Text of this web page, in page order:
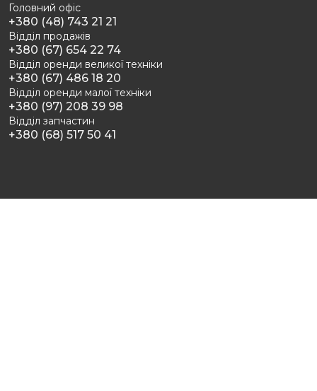
Головний офіс
+380 (48) 743 21 21
Відділ продажів
+380 (67) 654 22 74
Відділ оренди великої техніки
+380 (67) 486 18 20
Відділ оренди малої техніки
+380 (97) 208 39 98
Відділ запчастин
+380 (68) 517 50 41